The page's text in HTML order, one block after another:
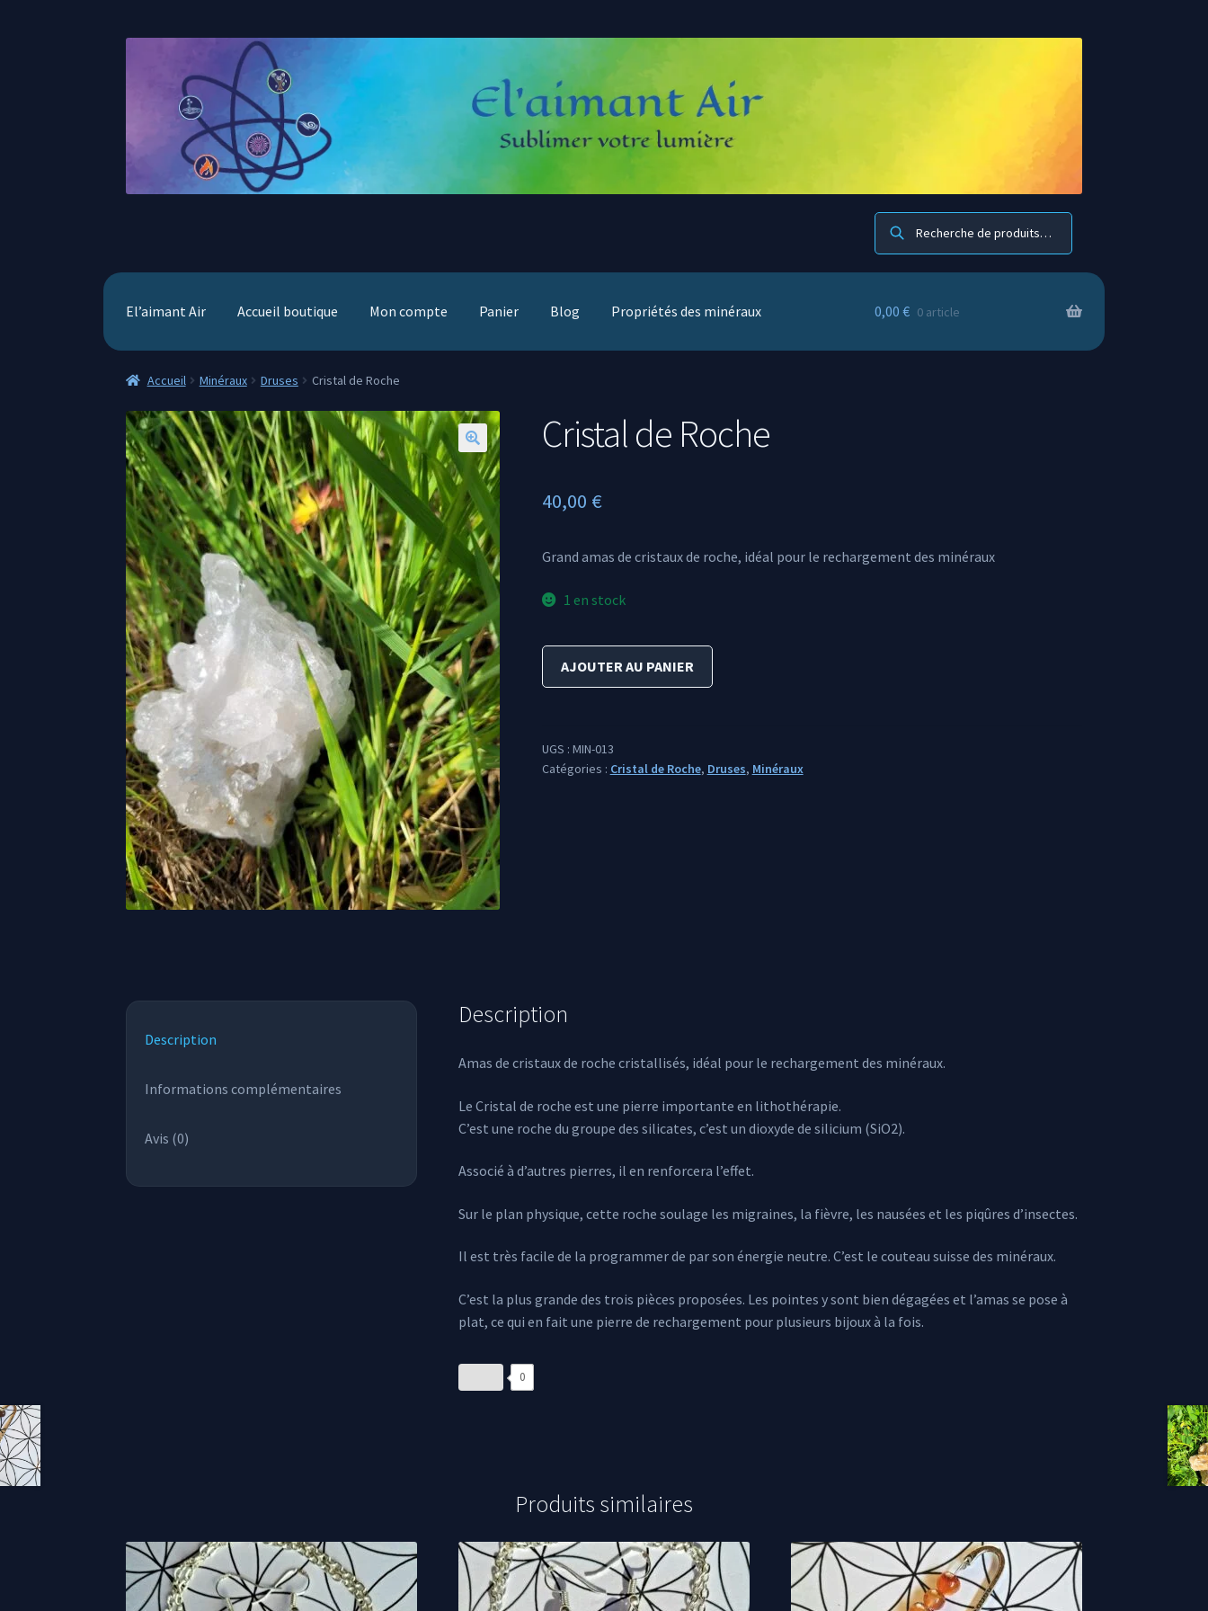
navigation
Recherche
El’aimant Air Accueil boutique Mon compte Panier Blog Propriétés des minéraux 0,00 € 0 article
Accueil Minéraux Druses Cristal de Roche
🔍
Cristal de Roche
40,00 €
Grand amas de cristaux de roche, idéal pour le rechargement des minéraux
1 en stock
Roche
AJOUTER AU PANIER
UGS : MIN-013
Catégories : Cristal de Roche, Druses, Minéraux
Description
Informations complémentaires
Avis (0)
Description
Amas de cristaux de roche cristallisés, idéal pour le rechargement des minéraux.
Le Cristal de roche est une pierre importante en lithothérapie.
C’est une roche du groupe des silicates, c’est un dioxyde de silicium (SiO2).
Associé à d’autres pierres, il en renforcera l’effet.
Sur le plan physique, cette roche soulage les migraines, la fièvre, les nausées et les piqûres d’insectes.
Il est très facile de la programmer de par son énergie neutre. C’est le couteau suisse des minéraux.
C’est la plus grande des trois pièces proposées. Les pointes y sont bien dégagées et l’amas se pose à
plat, ce qui en fait une pierre de rechargement pour plusieurs bijoux à la fois.
0
Produits similaires